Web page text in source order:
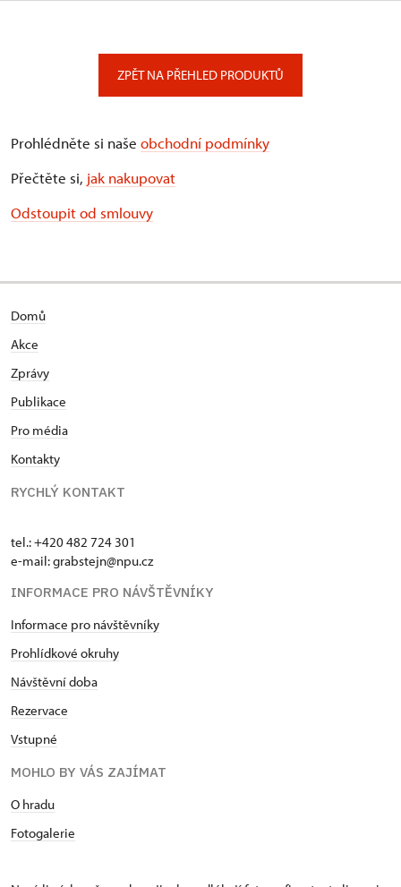
ZPĚT NA PŘEHLED PRODUKTŮ
Prohlédněte si naše obchodní podmínky
Přečtěte si, jak nakupovat
Odstoupit od smlouvy
Domů
Akce
Zprávy
Publikace
Pro média
Kontakty
RYCHLÝ KONTAKT
tel.: +420 482 724 301
e-mail: grabstejn@npu.cz
INFORMACE PRO NÁVŠTĚVNÍKY
Informace pro návštěvníky
Prohlídkové okruhy
Návštěvní doba
Rezervace
Vstupné
MOHLO BY VÁS ZAJÍMAT
O hradu
Fotogalerie